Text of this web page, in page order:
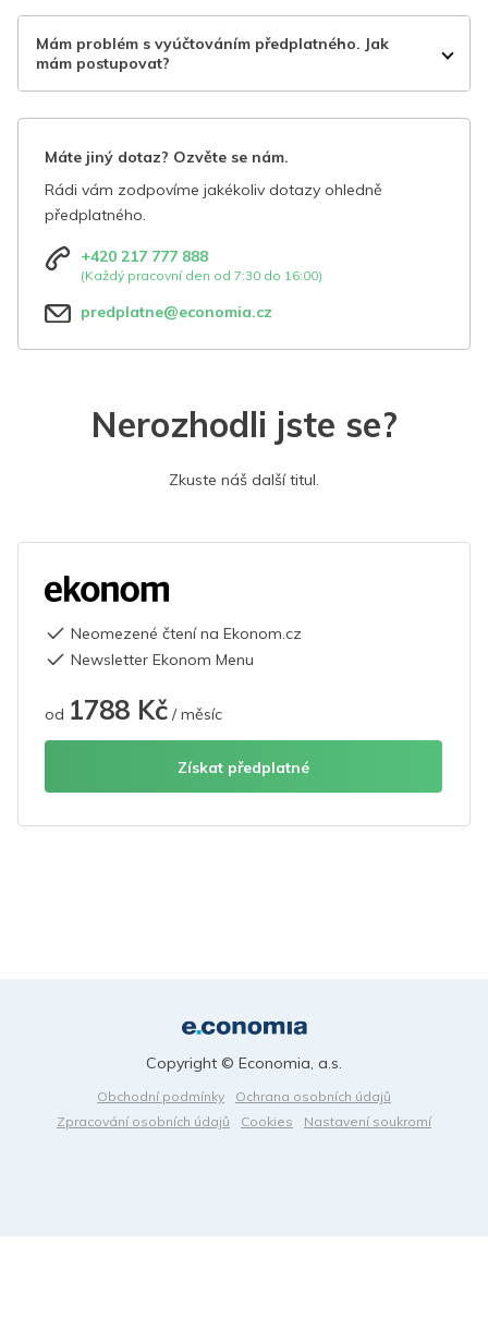
Mám problém s vyúčtováním předplatného. Jak
mám postupovat?
Máte jiný dotaz? Ozvěte se nám.
Rádi vám zodpovíme jakékoliv dotazy ohledně
předplatného.
+420 217 777 888
(Každý pracovní den od 7:30 do 16:00)
predplatne@economia.cz
Nerozhodli jste se?
Zkuste náš další titul.
Neomezené čtení na Ekonom.cz
Newsletter Ekonom Menu
od 1788 Kč / měsíc
Získat předplatné
Obchodní podmínky
Ochrana osobních údajů
Zpracování osobních údajů
Cookies Nastavení soukromí
Copyright © Economia, a.s.